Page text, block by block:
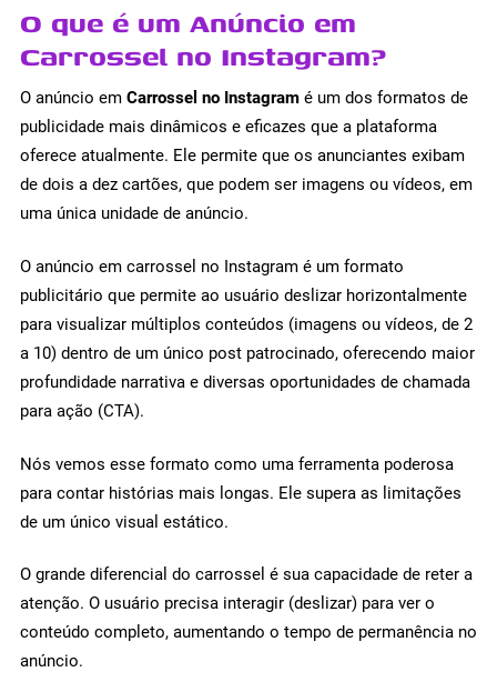
O que é um Anúncio em
Carrossel no Instagram?
O anúncio em Carrossel no Instagram é um dos formatos de
publicidade mais dinâmicos e eficazes que a plataforma
oferece atualmente. Ele permite que os anunciantes exibam
de dois a dez cartões, que podem ser imagens ou vídeos, em
uma única unidade de anúncio.
O anúncio em carrossel no Instagram é um formato
publicitário que permite ao usuário deslizar horizontalmente
para visualizar múltiplos conteúdos (imagens ou vídeos, de 2
a 10) dentro de um único post patrocinado, oferecendo maior
profundidade narrativa e diversas oportunidades de chamada
para ação (CTA).
Nós vemos esse formato como uma ferramenta poderosa
para contar histórias mais longas. Ele supera as limitações
de um único visual estático.
O grande diferencial do carrossel é sua capacidade de reter a
atenção. O usuário precisa interagir (deslizar) para ver o
conteúdo completo, aumentando o tempo de permanência no
anúncio.